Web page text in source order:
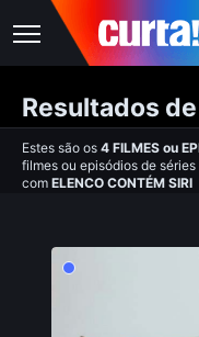
Resultados
Estes são os 4 FILMES ou
filmes ou episódios de
com ELENCO CONTÉM SIRI